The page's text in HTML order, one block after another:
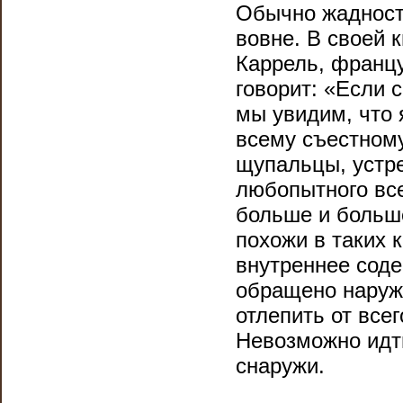
Обычно
вовне. В своей
Каррель,
говорит: «Если
мы увидим, что
всему
щупальцы,
любопытного
больше и
похожи в таких
внутреннее
обращено
отлепить от
Невозможно
снаружи.